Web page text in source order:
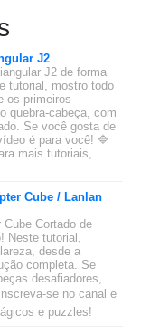
J2
J2 de forma
tutorial, mostro todo
os primeiros
quebra-cabeça, com
Se você gosta de
é para você! 🔷
mais tutoriais,
Cube / Lanlan
Cortado de
Neste tutorial,
desde a
completa. Se
desafiadores,
se no canal e
e puzzles!